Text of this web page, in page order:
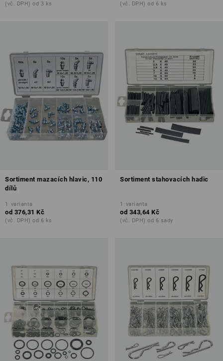
(vč. DPH) od 3 ks (vč. DPH) od 6 ks
Sortiment mazacích hlavic, 110
dílů
1 varianta
od 376,31 Kč
(vč. DPH) od 6 ks
Sortiment stahovacích hadic
1 varianta
od 343,64 Kč
(vč. DPH) od 6 sady